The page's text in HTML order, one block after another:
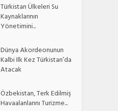
Türkistan Ülkeleri Su
Kaynaklarının
Yönetimini...
Dünya Akordeonunun
Kalbi Ilk Kez Türkistan’da
Atacak
Özbekistan, Terk Edilmiş
Havaalanlarını Turizme...